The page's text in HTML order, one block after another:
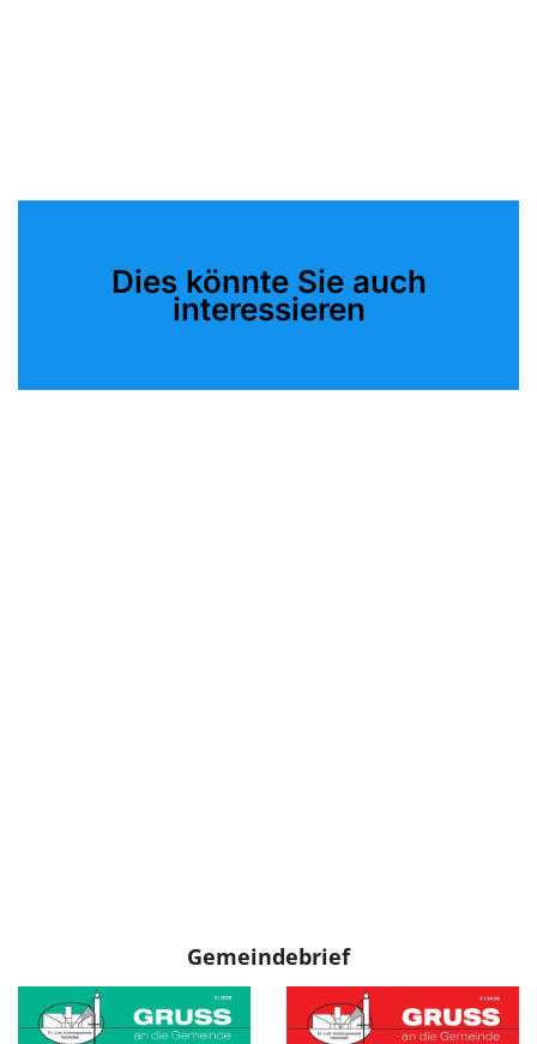
Dies könnte Sie auch
interessieren
Gemeindebrief